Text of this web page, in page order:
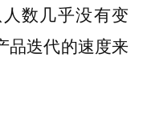
数几乎没有变
品迭代的速度来